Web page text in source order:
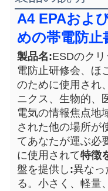
A4 EPAおよ
めの帯電防止
製品名:ESDのク
電防止研修会、ほ
のために使用され
ニクス、生物的、
電気の情報焦点地
された他の場所が
てあなたが運ぶ必
に使用されて特徴
盤を提供し :異なっ
る。小さく、軽量